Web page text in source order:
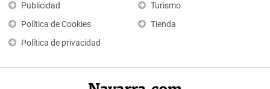
Publicidad
Política de Cookies
Política de privacidad
Turismo
Tienda